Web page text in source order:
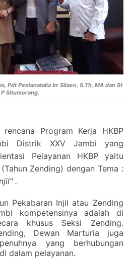
Pdt Pestanatalia br Silaen, S.Th, MA dan St
P Situmorang.
rencana Program Kerja HKBP
Distrik XXV Jambi yang
Pelayanan HKBP yaitu
Zending) dengan Tema :
.
Pekabaran Injil atau Zending
kompetensinya adalah di
khusus Seksi Zending.
Dewan Marturia juga
yang berhubungan
dalam pelayanan.